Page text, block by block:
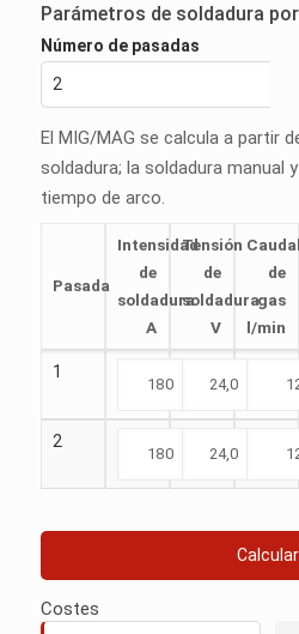
Parámetros de soldadura
Número de pasadas
El MIG/MAG se calcula a partir
soldadura; la soldadura manual
tiempo de arco.
Pasada
Intensidad
de
soldadura
A
Tensión
de
soldadura
V
Caudal
de
gas
l/min
1
2
Calcular
Costes